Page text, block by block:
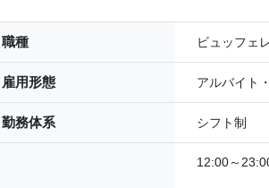
職種 ビュッフェ
雇用形態 アルバイト
勤務体系 シフト制
12:00～